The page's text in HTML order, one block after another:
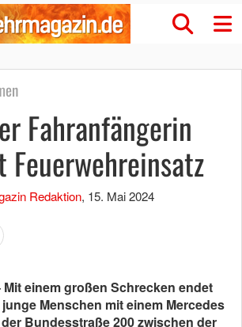
Fahranfängerin
Redaktion, 15. Mai 2024
Mit einem großen Schrecken endet
Menschen mit einem Mercedes
Bundesstraße 200 zwischen der